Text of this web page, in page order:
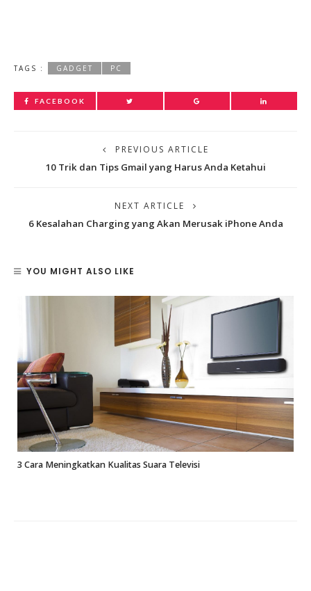
TAGS : GADGET PC
FACEBOOK
PREVIOUS ARTICLE
10 Trik dan Tips Gmail yang Harus Anda Ketahui
NEXT ARTICLE
6 Kesalahan Charging yang Akan Merusak iPhone Anda
YOU MIGHT ALSO LIKE
3 Cara Meningkatkan Kualitas Suara Televisi